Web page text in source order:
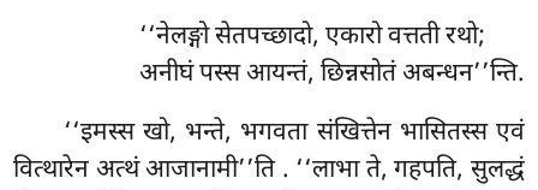
‘‘नेलङ्गो सेतपच्छादो, एकारो वत्तती रथो;
अनीघं पस्स आयन्तं, छिन्नसोतं अबन्धन’’न्ति.
‘‘इमस्सखो, भन्ते, भगवता संखित्तेन भासितस्स एवं
वित्थारेन अत्थं आजानामी’’ति . ‘‘लाभा ते, गहपति, सुलद्धं